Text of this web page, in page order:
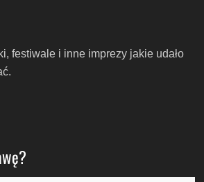
festiwale i inne imprezy jakie udało